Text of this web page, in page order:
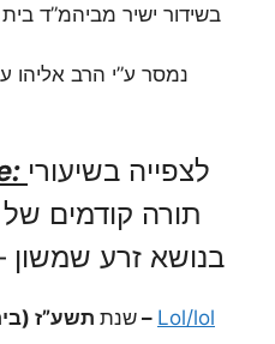
בשידור ישיר מביהמ”ד
נמסר ע”י הרב אליהו
לצפייה בשיעורי
תורה קודמים
בנושא זרע
שנת תשע”ז (בית הכנסת אליהו הנביא) – Lol/lol